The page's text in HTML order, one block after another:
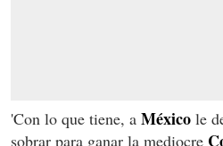
'Con lo que tiene, a México le
sobrar para ganar la mediocre